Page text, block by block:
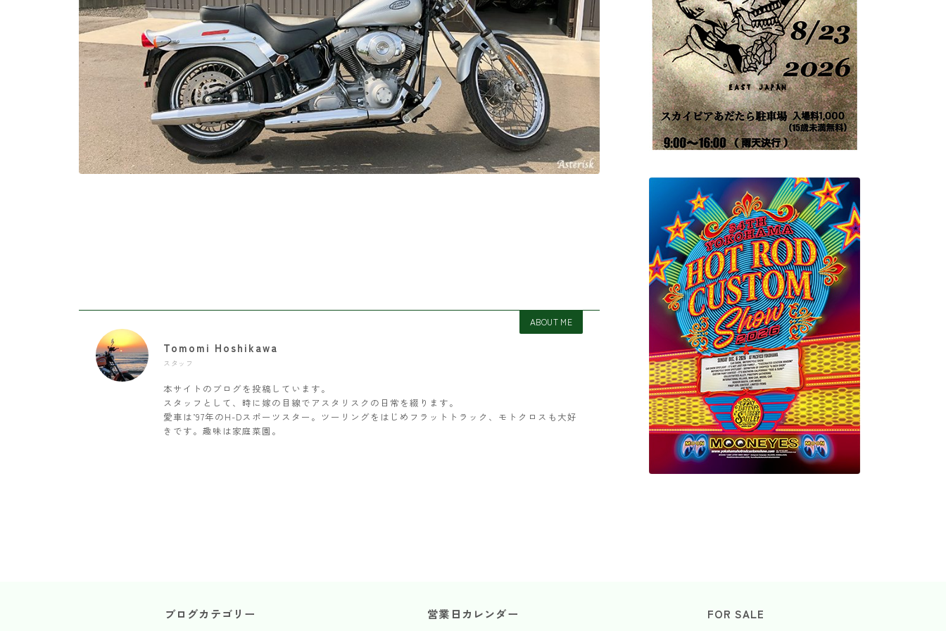
ABOUT ME
Tomomi Hoshikawa
スタッフ
本サイトのブログを投稿しています。
スタッフとして、時に嫁の目線でアスタリスクの日常を綴ります。
愛車は’97年のH-Dスポーツスター。ツーリングをはじめフラットトラック、モトクロスも大好
きです。趣味は家庭菜園。
ブログカテゴリー 営業日カレンダー FOR SALE